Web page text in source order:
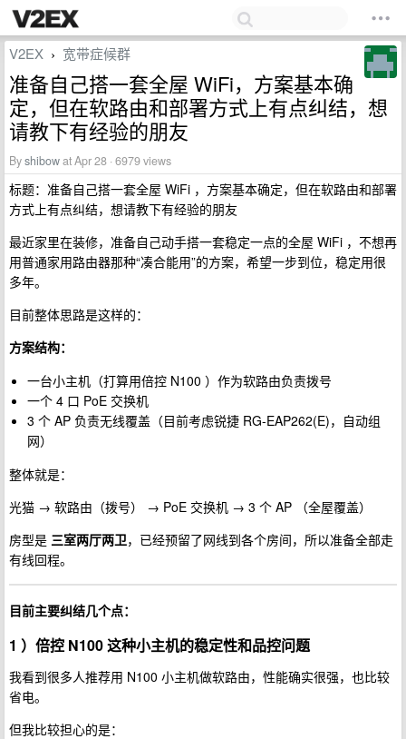
V2EX › 宽带症候群
准备自己搭一套全屋 WiFi，方案基本确
定，但在软路由和部署方式上有点纠结，想
请教下有经验的朋友
Byshibowat Apr 28 · 6979 views
标题：准备自己搭一套全屋 WiFi ，方案基本确定，但在软路由和部署
方式上有点纠结，想请教下有经验的朋友
最近家里在装修，准备自己动手搭一套稳定一点的全屋 WiFi ，不想再
用普通家用路由器那种“凑合能用”的方案，希望一步到位，稳定用很
多年。
目前整体思路是这样的：
方案结构：
一台小主机（打算用倍控 N100 ）作为软路由负责拨号
一个 4 口 PoE 交换机
3 个 AP 负责无线覆盖（目前考虑锐捷 RG-EAP262(E)，自动组
网）
整体就是：
光猫 → 软路由（拨号） → PoE 交换机 → 3 个 AP （全屋覆盖）
房型是 三室两厅两卫，已经预留了网线到各个房间，所以准备全部走
有线回程。
目前主要纠结几个点：
1 ）倍控 N100 这种小主机的稳定性和品控问题
我看到很多人推荐用 N100 小主机做软路由，性能确实很强，也比较
省电。
但我比较担心的是：